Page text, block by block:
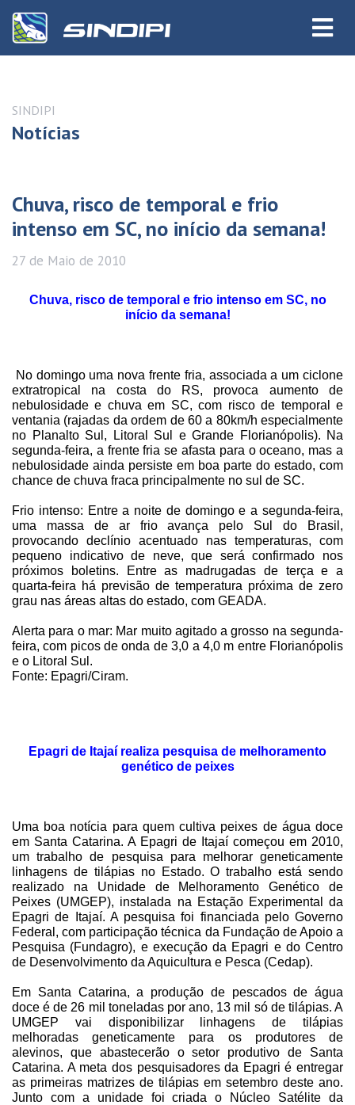
SINDIPI
Notícias
Chuva, risco de temporal e frio
intenso em SC, no início da semana!
27 de Maio de 2010
Chuva, risco de temporal e frio intenso em SC, no
início da semana!
No domingo uma nova frente fria, associada a um ciclone
extratropical na costa do RS, provoca aumento de
nebulosidade e chuva em SC, com risco de temporal e
ventania (rajadas da ordem de 60 a 80km/h especialmente
no Planalto Sul, Litoral Sul e Grande Florianópolis). Na
segunda-feira, a frente fria se afasta para o oceano, mas a
nebulosidade ainda persiste em boa parte do estado, com
chance de chuva fraca principalmente no sul de SC.
Frio intenso: Entre a noite de domingo e a segunda-feira,
uma massa de ar frio avança pelo Sul do Brasil,
provocando declínio acentuado nas temperaturas, com
pequeno indicativo de neve, que será confirmado nos
próximos boletins. Entre as madrugadas de terça e a
quarta-feira há previsão de temperatura próxima de zero
grau nas áreas altas do estado, com GEADA.
Alerta para o mar: Mar muito agitado a grosso na segunda-
feira, com picos de onda de3,0 a 4,0 m entre Florianópolis
e o Litoral Sul.
Fonte: Epagri/Ciram.
Epagri de Itajaí realiza pesquisa de melhoramento
genético de peixes
Uma boa notícia para quem cultiva peixes de água doce
em Santa Catarina. A Epagri de Itajaí começou em 2010,
um trabalho de pesquisa para melhorar geneticamente
linhagens de tilápias no Estado. O trabalho está sendo
realizado na Unidade de Melhoramento Genético de
Peixes (UMGEP), instalada na Estação Experimental da
Epagri de Itajaí. A pesquisa foi financiada pelo Governo
Federal, com participação técnica da Fundação de Apoio a
Pesquisa (Fundagro), e execução da Epagri e do Centro
de Desenvolvimento da Aquicultura e Pesca (Cedap).
Em Santa Catarina, a produção de pescados de água
doce é de 26 mil toneladas por ano, 13 mil só de tilápias. A
UMGEP vai disponibilizar linhagens de tilápias
melhoradas geneticamente para os produtores de
alevinos, que abastecerão o setor produtivo de Santa
Catarina. A meta dos pesquisadores da Epagri é entregar
as primeiras matrizes de tilápias em setembro deste ano.
Junto com a unidade foi criada o Núcleo Satélite da